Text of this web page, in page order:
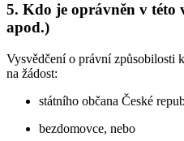
5. Kdo je oprávněn v této
apod.)
Vysvědčení o právní způsobilosti
na žádost:
státního občana České
bezdomovce, nebo